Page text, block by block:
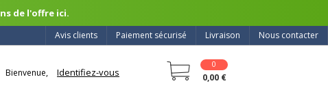
de l'offre ici.
Nous contacter
Livraison
Paiement sécurisé
Avis clients
Bienvenue, Identifiez-vous
0
0,00 €